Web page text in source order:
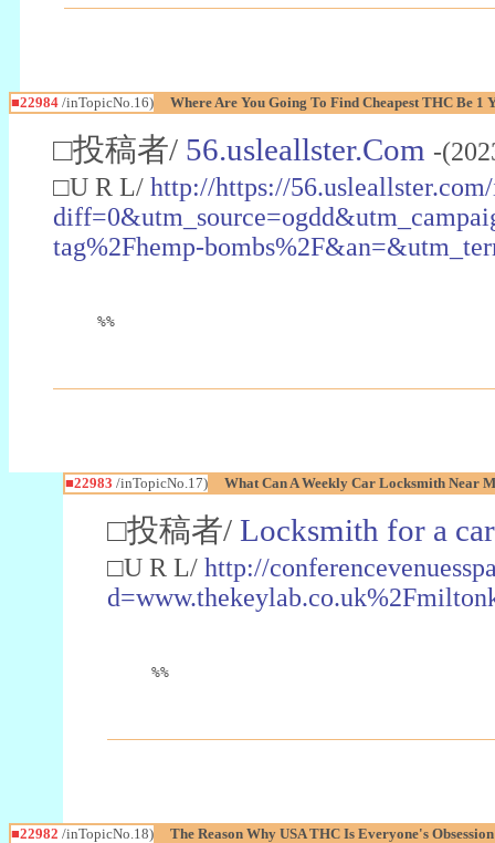
■22984 /inTopicNo.16) Where Are You Going To Find Cheapest THC Be 1
□投稿者/ 56.usleallster.Com -
□U R L/ http://https://
tag%2Fhemp-
%%
■22983 /inTopicNo.17) What Can A Weekly Car Locksmith Near
□投稿者/ Locksmith for a car
□U R L/ http://
%%
■22982 /inTopicNo.18) The Reason Why USA THC Is Everyone's